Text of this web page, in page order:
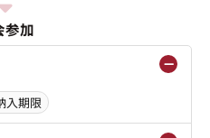
参加
入期限